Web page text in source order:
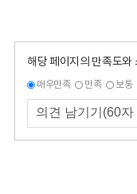
해당 페이지의 만족도와
매우만족 만족 보통